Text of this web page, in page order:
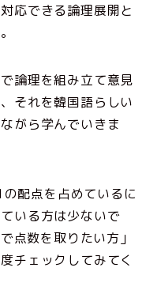
応できる論理展開と
論理を組み立て意見
それを韓国語らしい
がら学んでいきま
配点を占めているに
いる方は少ないで
点数を取りたい方」
チェックしてみてく